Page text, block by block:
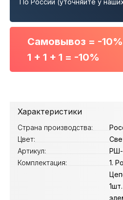
По России (уточняйте у
Самовывоз = -10%
1 + 1 + 1 = -10%
Характеристики
Страна производства:
Цвет:
Артикул:
РШ-
Комплектация:
1.